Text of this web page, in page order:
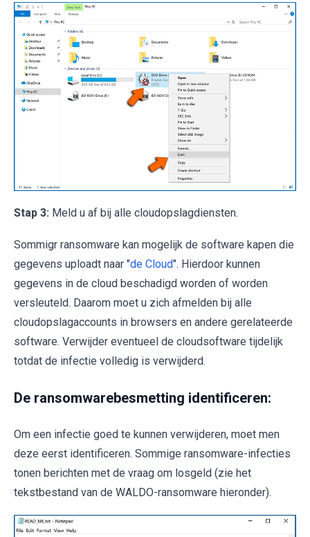
Stap 3: Meld u af bij alle cloudopslagdiensten.
Sommigr ransomware kan mogelijk de software kapen die
gegevens uploadt naar "de Cloud". Hierdoor kunnen
gegevens in de cloud beschadigd worden of worden
versleuteld. Daarom moet u zich afmelden bij alle
cloudopslagaccounts in browsers en andere gerelateerde
software. Verwijder eventueel de cloudsoftware tijdelijk
totdat de infectie volledig is verwijderd.
De ransomwarebesmetting identificeren:
Om een infectie goed te kunnen verwijderen, moet men
deze eerst identificeren. Sommige ransomware-infecties
tonen berichten met de vraag om losgeld (zie het
tekstbestand van de WALDO-ransomware hieronder).